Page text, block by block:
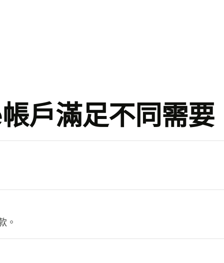
戶滿足不同需要
。